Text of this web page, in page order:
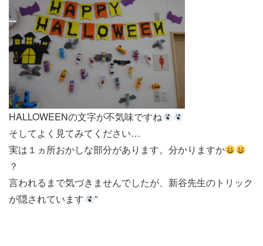
HALLOWEENの文字が不気味ですね
そしてよく見てみてください…
実は１ヵ所おかしな部分があります。分かりますか
？
言われるまで気づきませんでしたが、新谷先生のトリック
が隠されています
”